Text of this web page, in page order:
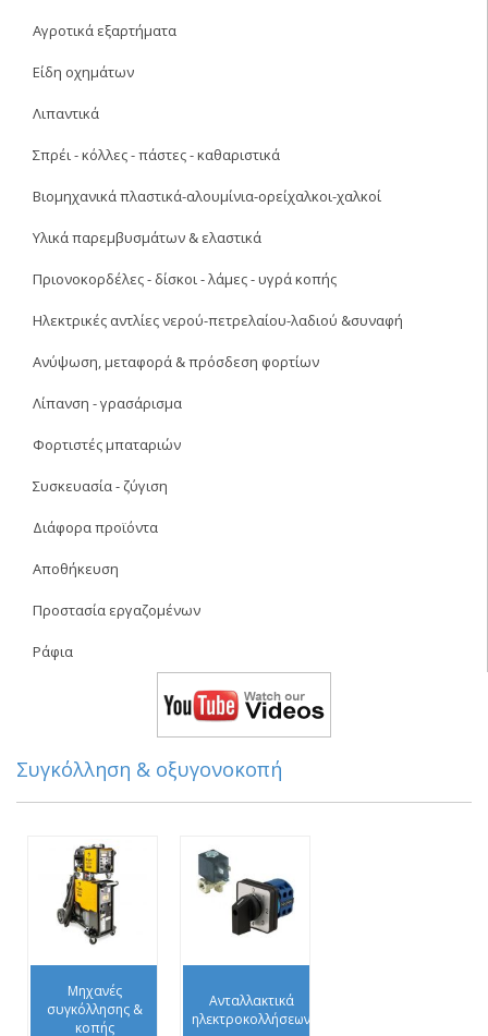
Αγροτικά εξαρτήματα
Είδη οχημάτων
Λιπαντικά
Σπρέι - κόλλες - πάστες - καθαριστικά
Βιομηχανικά πλαστικά-αλουμίνια-ορείχαλκοι-χαλκοί
Υλικά παρεμβυσμάτων & ελαστικά
Πριονοκορδέλες - δίσκοι - λάμες - υγρά κοπής
Ηλεκτρικές αντλίες νερού-πετρελαίου-λαδιού &συναφή
Ανύψωση, μεταφορά & πρόσδεση φορτίων
Λίπανση - γρασάρισμα
Φορτιστές μπαταριών
Συσκευασία - ζύγιση
Διάφορα προϊόντα
Αποθήκευση
Προστασία εργαζομένων
Ράφια
Συγκόλληση & οξυγονοκοπή
Μηχανές
συγκόλλησης &
κοπής
Ανταλλακτικά
ηλεκτροκολλήσεων